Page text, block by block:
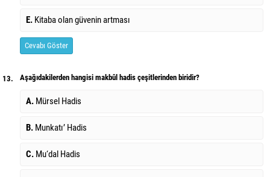
E. Kitaba olan güvenin artması
Cevabı Göster
13. Aşağıdakilerden hangisi makbûl hadis çeşitlerinden biridir?
A. Mürsel Hadis
B. Munkatı’ Hadis
C. Mu‘dal Hadis